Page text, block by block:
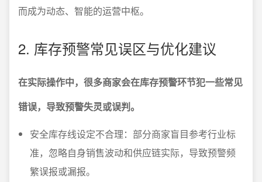
而成为动态、智能的运营中枢。
2. 库存预警常见误区与优化建议
在实际操作中，很多商家会在库存预警环节犯一些常见
错误，导致预警失灵或误判。
安全库存线设定不合理：部分商家盲目参考行业标
准，忽略自身销售波动和供应链实际，导致预警频
繁误报或漏报。